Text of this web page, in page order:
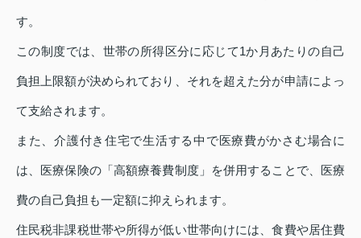
す。
この制度では、世帯の所得区分に応じて1か月あたりの自己
負担上限額が決められており、それを超えた分が申請によっ
て支給されます。
また、介護付き住宅で生活する中で医療費がかさむ場合に
は、医療保険の「高額療養費制度」を併用することで、医療
費の自己負担も一定額に抑えられます。
住民税非課税世帯や所得が低い世帯向けには、食費や居住費